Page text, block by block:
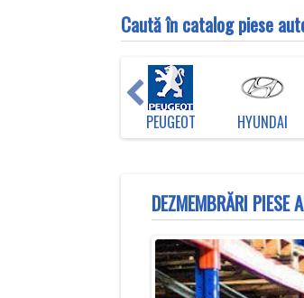
Caută în catalog piese
PEUGEOT HYUNDAI
DEZMEMBRĂRI PIESE